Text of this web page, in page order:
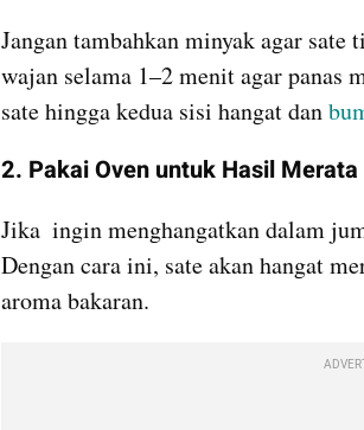
Jangan tambahkan minyak agar
wajan selama 1–2 menit agar panas
sate hingga kedua sisi hangat dan
2. Pakai Oven untuk Hasil Merata
Jika  ingin menghangatkan dalam
Dengan cara ini, sate akan hangat
aroma bakaran.